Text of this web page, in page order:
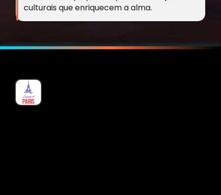
culturais que enriquecem a alma.